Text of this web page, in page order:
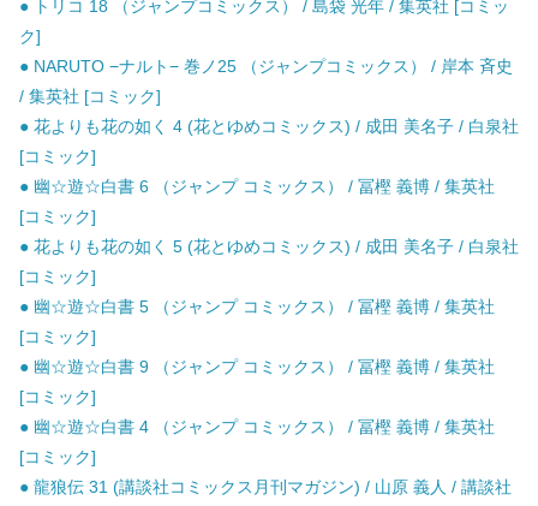
● トリコ 18 （ジャンプコミックス） / 島袋 光年 / 集英社 [コミッ
ク]
● NARUTO −ナルト− 巻ノ25 （ジャンプコミックス） / 岸本 斉史
/ 集英社 [コミック]
● 花よりも花の如く 4 (花とゆめコミックス) / 成田 美名子 / 白泉社
[コミック]
● 幽☆遊☆白書 6 （ジャンプ コミックス） / 冨樫 義博 / 集英社
[コミック]
● 花よりも花の如く 5 (花とゆめコミックス) / 成田 美名子 / 白泉社
[コミック]
● 幽☆遊☆白書 5 （ジャンプ コミックス） / 冨樫 義博 / 集英社
[コミック]
● 幽☆遊☆白書 9 （ジャンプ コミックス） / 冨樫 義博 / 集英社
[コミック]
● 幽☆遊☆白書 4 （ジャンプ コミックス） / 冨樫 義博 / 集英社
[コミック]
● 龍狼伝 31 (講談社コミックス月刊マガジン) / 山原 義人 / 講談社